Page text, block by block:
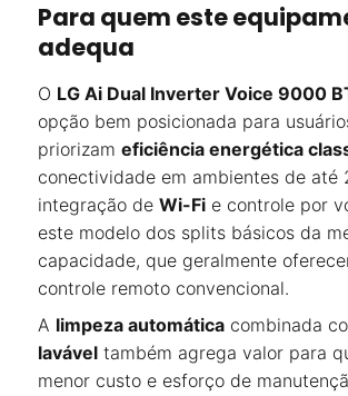
Para quem este
adequa
O LG Ai Dual Inverter Voice 9000
opção bem posicionada para
priorizam eficiência energética
conectividade em ambientes de até
integração de Wi-Fi e controle por
este modelo dos splits básicos da
capacidade, que geralmente
controle remoto convencional.
A limpeza automática combinada
lavável também agrega valor para
menor custo e esforço de